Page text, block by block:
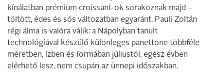
kínálatban prémium croissant-ok sorakoznak majd –
töltött, édes és sós változatban egyaránt. Pauli Zoltán
régi álma is valóra válik: a Nápolyban tanult
technológiával készülő különleges panettone többféle
méretben, ízben és formában júliustól, egész évben
elérhető lesz, nem csupán az ünnepi időszakban.